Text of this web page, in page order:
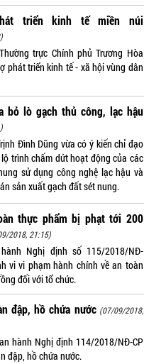
triển kinh tế miền núi
trực Chính phủ Trương Hòa
phát triển kinh tế - xã hội vùng dân
bỏ lò gạch thủ công, lạc hậu
Đình Dũng vừa có ý kiến chỉ đạo
trình chấm dứt hoạt động của các
sử dụng công nghệ lạc hậu và
sản xuất gạch đất sét nung.
thực phẩm bị phạt tới 200
2018, 21:15)
Nghị định số 115/2018/NĐ-
vi vi phạm hành chính về an toàn
đối với tổ chức.
đập, hồ chứa nước (07/09/2018,
hành Nghị định 114/2018/NĐ-CP
đập, hồ chứa nước.